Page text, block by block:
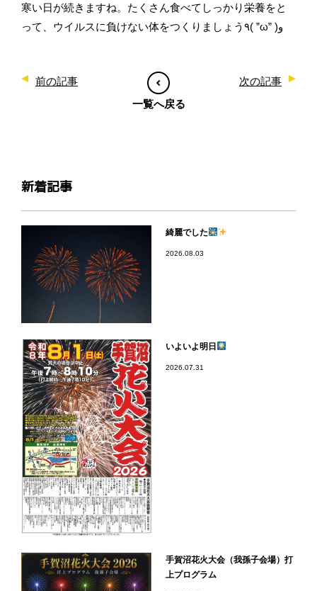
寒い日が続きますね。たくさん食べてしっかり栄養をと
って、ウイルスに負けない体をつくりましょう٩( ”ω” )و
前の記事
一覧へ戻る
次の記事
新着記事
綺麗でした
2026.08.03
いよいよ明日
2026.07.31
手賀沼花火大会（我孫子会場）打
上プログラム